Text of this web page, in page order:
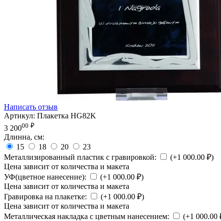
Написать отзыв
Артикул: Плакетка HG82K
3 20000 ₽
Длинна, см:
15
18 20
23
Металлизированный пластик с гравировкой:
(+1 000.00 ₽)
Цена зависит от количества и макета
УФ(цветное нанесение):
(+1 000.00 ₽)
Цена зависит от количества и макета
Гравировка на плакетке:
(+1 000.00 ₽)
Цена зависит от количества и макета
Металлическая накладка с цветным нанесением:
(+1 000.00